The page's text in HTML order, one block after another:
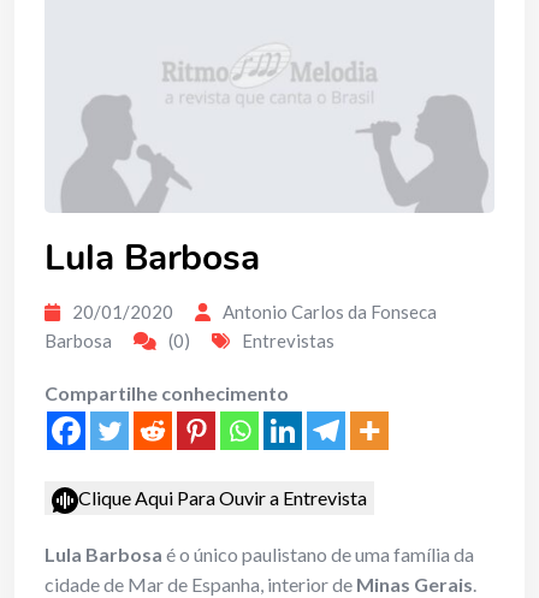
Lula Barbosa
20/01/2020
Antonio Carlos da Fonseca
Barbosa
(0) Entrevistas
Compartilhe conhecimento
Clique Aqui Para Ouvir a Entrevista
Lula Barbosa é o único paulistano de uma família da
cidade de Mar de Espanha, interior de Minas Gerais.